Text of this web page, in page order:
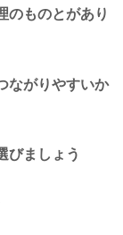
のものとがあり
ながりやすいか
びましょう